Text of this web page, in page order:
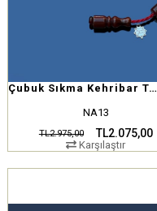
Çubuk Sıkma Kehribar Tesbih
NA13
TL2.075,00
TL2.975,00
Karşılaştır